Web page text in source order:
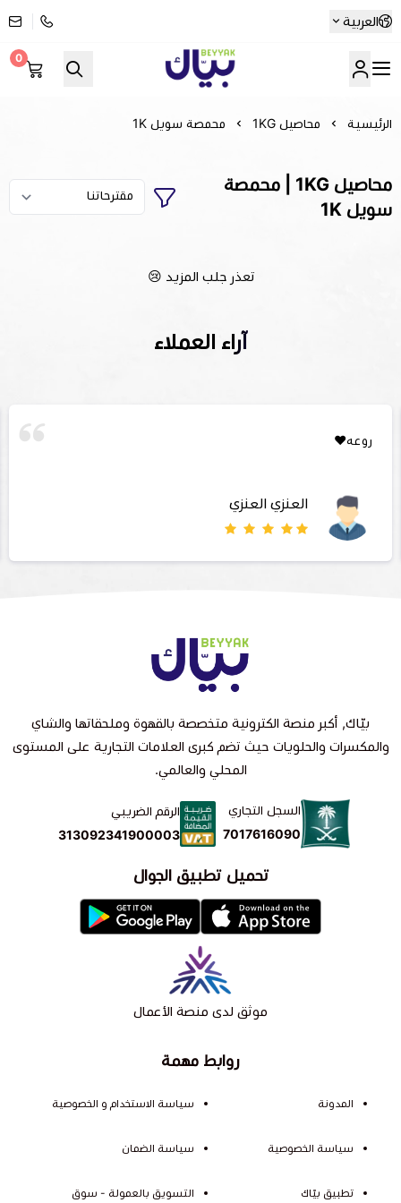
العربية
Beyyak
0
الرئيسية محاصيل 1KG محمصة سويل 1K
محاصيل 1KG | محمصة
سويل 1K
تعذر جلب المزيد 😢
آراء العملاء
روعه❤️
العنزي العنزي
روابط مهمة
المدونة
سياسة الخصوصية
تطبيق بيّاك
سياسة الاستخدام و الخصوصية
سياسة الضمان
التسويق بالعمولة - سوق
بيّاك, أكبر منصة الكترونية متخصصة بالقهوة وملحقاتها والشاي
والمكسرات والحلويات حيث تضم كبرى العلامات التجارية على المستوى
المحلي والعالمي.
السجل التجاري
7017616090
الرقم الضريبي
313092341900003
تحميل تطبيق الجوال
موثق لدى منصة الأعمال